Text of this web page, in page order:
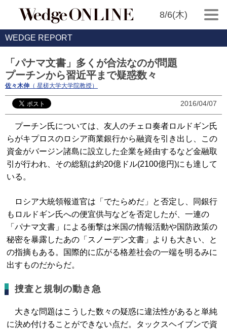
8/6(木)
WEDGE REPORT
「パナマ文書」多くが合法なのが問題
プーチンから習近平まで疑惑数々
佐々木伸 （ 星槎大学大学院教授）
2016/04/07
プーチン氏については、友人のチェロ奏者ロルドギン氏
らがキプロスのロシア商業銀行から融資を引き出し、この
資金がバージン諸島に設立した企業を経由するなど金融取
引が行われ、その総額は約20億ドル(2100億円)にも達して
いる。
ロシア大統領報道官は「でたらめだ」と否定し、同銀行
もロルドギン氏への便宜供与などを否定したが、一連の
「パナマ文書」による衝撃は米国の情報活動や国防政策の
秘密を暴露したあの「スノーデン文書」よりも大きい、と
の指摘もある。国際的に広がる格差社会の一端を明るみに
出すものだからだ。
捜査と規制の動き急
大きな問題はこうした数々の疑惑に違法性があると単純
に決め付けることができない点だ。タックスヘイブンで資